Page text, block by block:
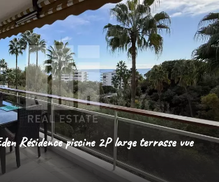
Résidence piscine 2P large terrasse vue